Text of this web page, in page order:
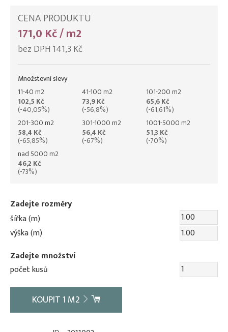
CENA PRODUKTU
171,0 Kč / m2
bez DPH 141,3 Kč
Množstevní slevy
11-40 m2
102,5 Kč
(-40,05%)
41-100 m2
73,9 Kč
(-56,8%)
101-200 m2
65,6 Kč
(-61,61%)
201-300 m2
58,4 Kč
(-65,85%)
301-1000 m2
56,4 Kč
(-67%)
1001-5000 m2
51,3 Kč
(-70%)
nad 5000 m2
46,2 Kč
(-73%)
Zadejte rozměry
šířka (m)
výška (m)
Zadejte množství
počet kusů
KOUPIT1 M2